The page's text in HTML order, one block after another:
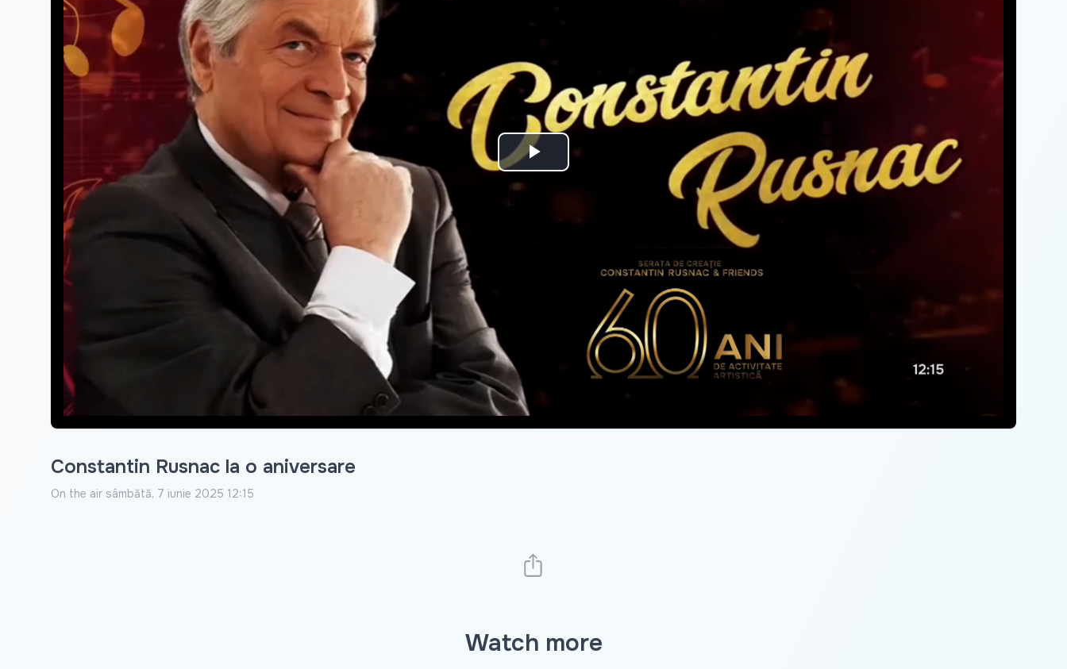
Play
Constantin Rusnac la o aniversare
On the air sâmbătă, 7 iunie 2025 12:15
Watch more